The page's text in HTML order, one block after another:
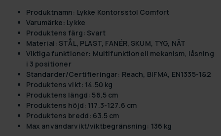
Produktnamn: Lykke Kontorsstol Comfort
Varumärke: Lykke
Produktens färg: Svart
Material: STÅL, PLAST, FANÉR, SKUM, TYG, NÄT
Viktiga funktioner: Multifunktionell mekanism, låsning
i 3 positioner
Standarder/Certifieringar: Reach, BIFMA, EN1335-1&2
Produktens vikt: 14.50 kg
Produktens längd: 56.5 cm
Produktens höjd: 117.3-127.6 cm
Produktens bredd: 63.5 cm
Max användarvikt/viktbegränsning: 136 kg